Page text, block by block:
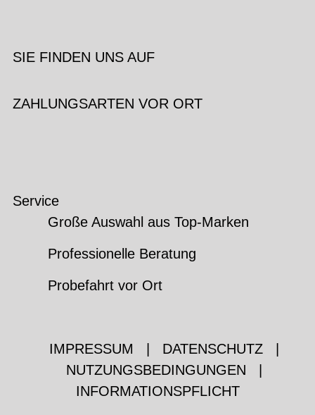
SIE FINDEN UNS AUF
ZAHLUNGSARTEN VOR ORT
Service
Große Auswahl aus Top-Marken
Professionelle Beratung
Probefahrt vor Ort
IMPRESSUM DATENSCHUTZ
NUTZUNGSBEDINGUNGEN
INFORMATIONSPFLICHT